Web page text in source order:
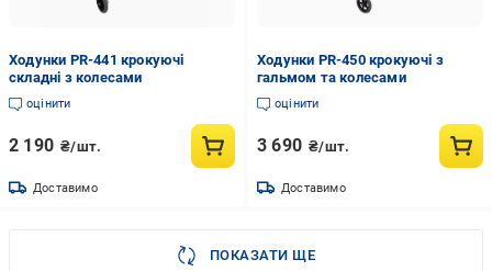
Ходунки PR-441 крокуючі
складні з колесами
оцінити
2 190 ₴/шт.
Доставимо
Ходунки PR-450 крокуючі з
гальмом та колесами
оцінити
3 690 ₴/шт.
Доставимо
ПОКАЗАТИ ЩЕ